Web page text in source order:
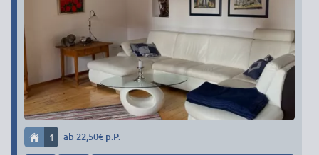
1 ab 22,50€ p.P.